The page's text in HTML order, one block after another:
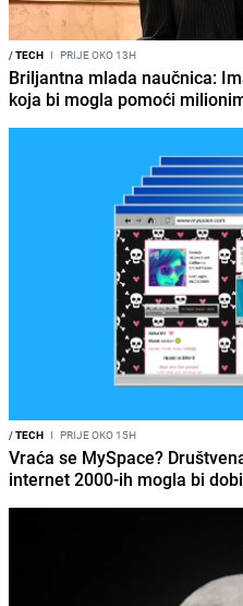
/TECH I PRIJE OKO 13H
Briljantna mlada naučnica:
koja bi mogla pomoći
/TECH I PRIJE OKO 15H
Vraća se MySpace?
internet 2000-ih mogla bi